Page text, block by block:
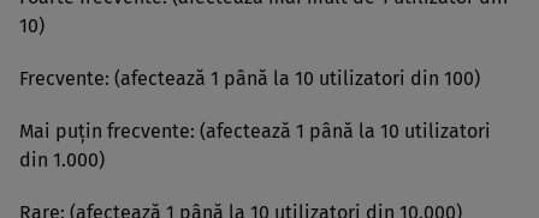
10)
Frecvente: (afectează 1 până la 10 utilizatori din 100)
Mai puţin frecvente: (afectează 1 până la 10 utilizatori
din 1.000)
Rare: (afectează 1 până la 10 utilizatori din 10.000)